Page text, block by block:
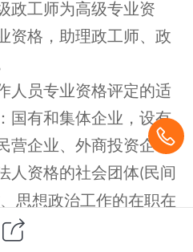
政工师为高级专业资
资格，助理政工师、政
人员专业资格评定的适
国有和集体企业，设有
营企业、外商投资企
人资格的社会团体( 民间
思想政治工作的在职在